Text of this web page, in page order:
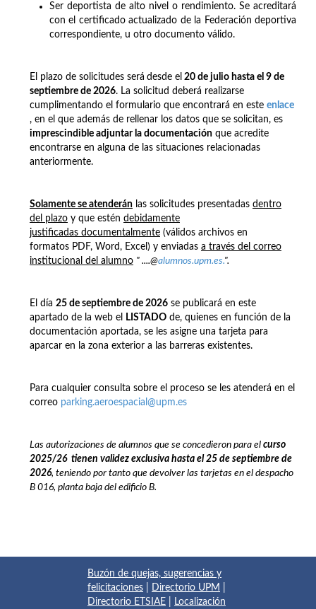
Ser deportista de alto nivel o rendimiento. Se acreditará
con el certificado actualizado de la Federación deportiva
correspondiente, u otro documento válido.
El plazo de solicitudes será desde el 20 de julio hasta el 9 de
septiembre de 2026. La solicitud deberá realizarse
cumplimentando el formulario que encontrará en este enlace
, en el que además de rellenar los datos que se solicitan, es
imprescindible adjuntar la documentación que acredite
encontrarse en alguna de las situaciones relacionadas
anteriormente.
Solamente se atenderán las solicitudes presentadas dentro
del plazo y que estén debidamente
justificadas documentalmente (válidos archivos en
formatos PDF, Word, Excel) y enviadas a través del correo
institucional del alumno " ....@alumnos.upm.es.".
El día 25 de septiembre de 2026 se publicará en este
apartado de la web el
LISTADO de, quienes en función de la
documentación aportada, se les asigne una tarjeta para
aparcar en la zona exterior a las barreras existentes.
Para cualquier consulta sobre el proceso se les atenderá en el
correo parking.aeroespacial@upm.es
Las autorizaciones de alumnos que se concedieron para el curso
2025/26 tienen validez exclusiva hasta el 25 de septiembre de
2026, teniendo por tanto que devolver las tarjetas en el despacho
B 016, planta baja del edificio B.
Buzón de quejas, sugerencias y
felicitaciones
Directorio UPM
Directorio ETSIAE
Localización